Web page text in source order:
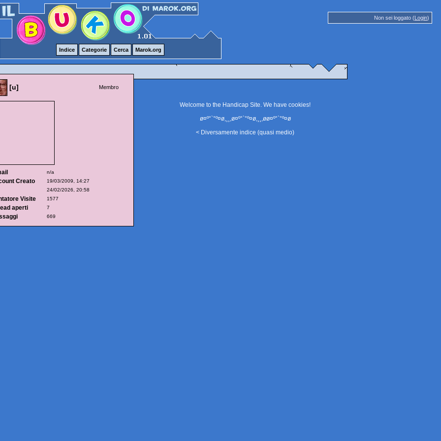
Non sei loggato (Login)
Indice Categorie Cerca Marok.org
[u] Membro
n/a
Creato 19/03/2009, 14:27
24/02/2026, 20:58
Visite 1577
aperti 7
669
Welcome to the Handicap Site. We have cookies!
ø¤º°`°º¤ø,¸¸,ø¤º°`°º¤ø,¸¸,øø¤º°`°º¤ø
< Diversamente indice (quasi medio)